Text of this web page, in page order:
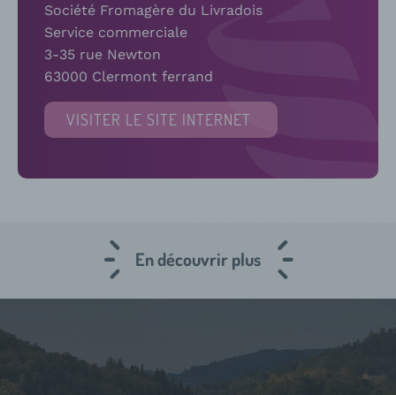
Société Fromagère du Livradois
Service commerciale
3-35 rue Newton
63000 Clermont ferrand
VISITER LE SITE INTERNET
En découvrir plus